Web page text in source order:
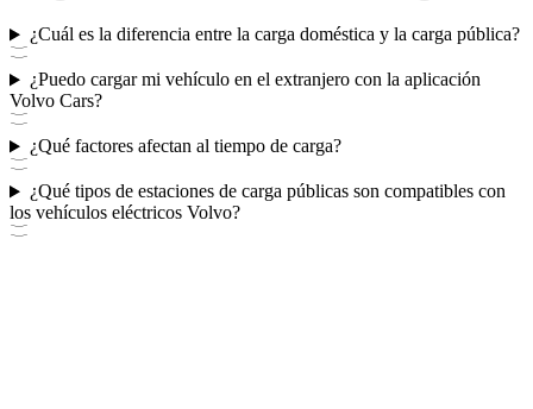
¿Cuál es la diferencia entre la carga doméstica y la carga pública?
¿Puedo cargar mi vehículo en el extranjero con la aplicación
Volvo Cars?
¿Qué factores afectan al tiempo de carga?
¿Qué tipos de estaciones de carga públicas son compatibles con
los vehículos eléctricos Volvo?